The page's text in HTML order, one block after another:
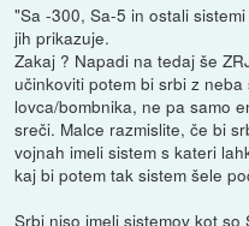
"Sa -300, Sa-5 in ostali
jih prikazuje.
Zakaj ? Napadi na tedaj še
učinkoviti potem bi srbi z
lovca/bombnika, ne pa samo
sreči. Malce razmislite, če bi
vojnah imeli sistem s kateri
kaj bi potem tak sistem šele
Srbi niso imeli sistemov kot